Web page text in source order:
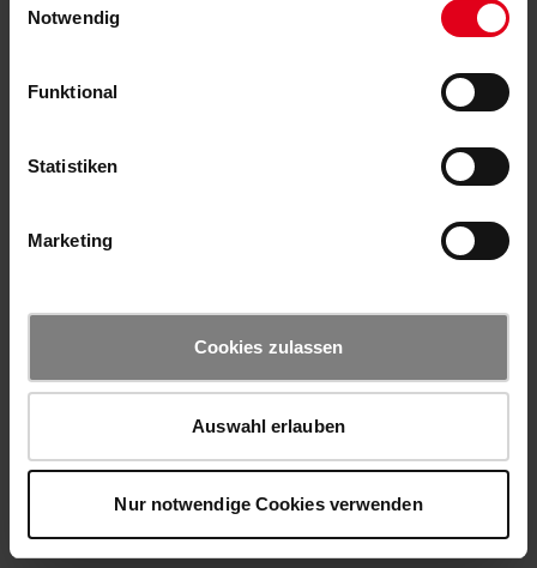
Notwendig
Funktional
Statistiken
Marketing
Cookies zulassen
Auswahl erlauben
Nur notwendige Cookies verwenden